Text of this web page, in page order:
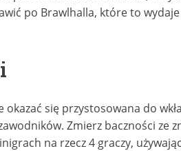
po Brawlhalla, które to
się przystosowana do
Zmierz baczności ze
na rzecz 4 graczy,